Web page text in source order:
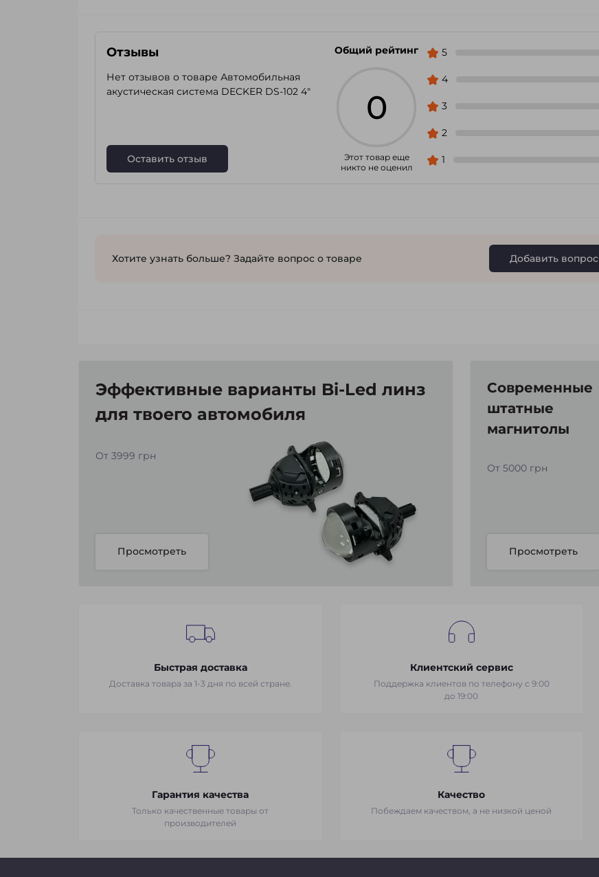
Отзывы
Нет отзывов о товаре Автомобильная
акустическая система DECKER DS-102 4″
Оставить отзыв
Общий рейтинг
0
Этот товар еще
никто не оценил
5
4
3
2
1
Хотите узнать больше? Задайте вопрос о товаре Добавить вопрос
Эффективные варианты Bi-Led линз
для твоего автомобиля
От 3999 грн
Просмотреть
Современные
штатные
магнитолы
От 5000 грн
Просмотреть
Быстрая доставка
Доставка товара за 1-3 дня по всей стране.
Клиентский сервис
Поддержка клиентов по телефону с 9:00
до 19:00
Гарантия качества
Только качественные товары от
производителей
Качество
Побеждаем качеством, а не низкой ценой